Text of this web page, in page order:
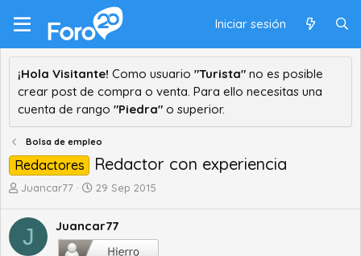
Iniciar sesión
¡Hola Visitante! Como usuario "Turista" no es posible
crear post de compra o venta. Para ello necesitas una
cuenta de rango "Piedra" o superior.
Bolsa de empleo
Redactores Redactor con experiencia
A
t
Juancar77
F
h
29 Sep 2015
J Juancar77